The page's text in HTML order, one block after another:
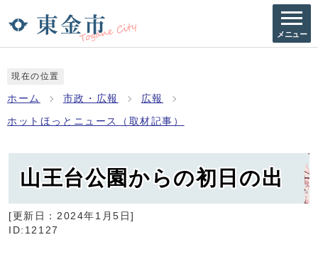
メニュー
現在の位置
ホーム 市政・広報 広報
ホットほっとニュース（取材記事）
山王台公園からの初日の出
[更新日： 2024年1月5日]
ID:12127